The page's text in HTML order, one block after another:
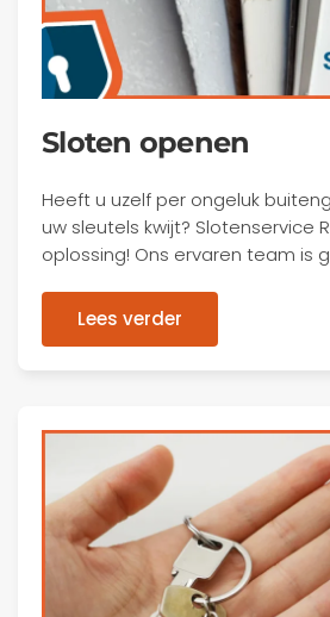
Sloten openen
Heeft u uzelf per ongeluk
uw sleutels kwijt? Slotenservice
oplossing! Ons ervaren team is
Lees verder